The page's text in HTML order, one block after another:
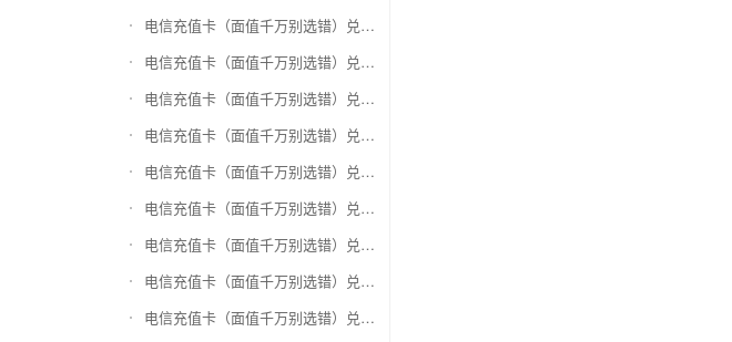
电信充值卡（面值千万别选错）兑换搜狐视频
电信充值卡（面值千万别选错）兑换芒果TV
电信充值卡（面值千万别选错）兑换QQ音乐
电信充值卡（面值千万别选错）兑换酷狗音乐
电信充值卡（面值千万别选错）兑换周黑鸭
电信充值卡（面值千万别选错）兑换一号店礼品卡
电信充值卡（面值千万别选错）兑换亚马逊（只要实体卡）
电信充值卡（面值千万别选错）兑换中粮我买网礼品卡
电信充值卡（面值千万别选错）兑换当当礼品卡